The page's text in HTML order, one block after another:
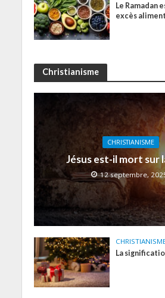
Le Ramadan
excès
Christianisme
CHRISTIANISME
Jésus est-il mort sur
12 septembre,
La